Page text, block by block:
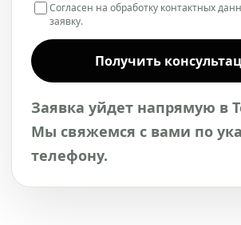
Согласен на обработку контактных
заявку.
Получить
Заявка уйдет напрямую в
Мы свяжемся с вами по
телефону.